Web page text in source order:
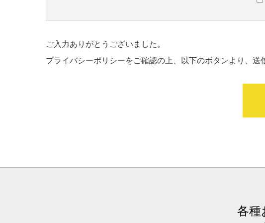
ご入力ありがとうございました。
プライバシーポリシーをご確認の上、以下のボタンより、送
各種